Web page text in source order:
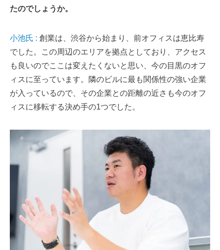
たのでしょうか。
小池氏 : 創業は、渋谷から始まり、前オフィスは恵比寿
でした。この周辺のエリアを拠点としており、アクセス
も良いのでここは変えたくないと思い、今の目黒のオフ
ィスに至っています。隣のビルに最も関係性の強い企業
が入っているので、その企業との距離の近さも今のオフ
ィスに移転する決め手の1つでした。